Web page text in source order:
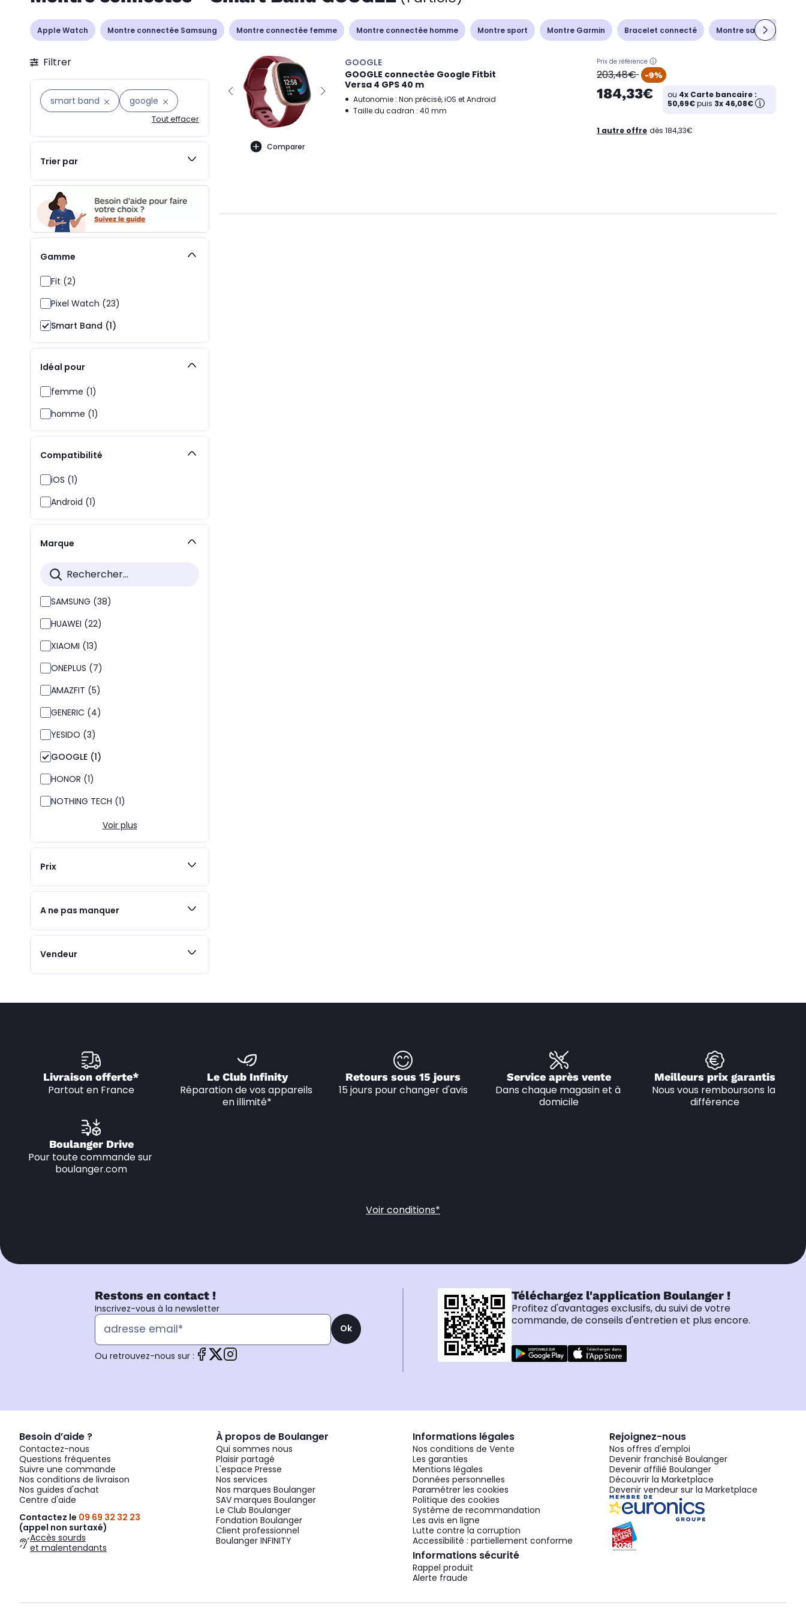
Apple Watch Montre connectée Samsung Montre connectée femme Montre connectée homme Montre sport Montre Garmin Bracelet connecté Montre santé Withings
Filtrer
smart band google
Tout effacer
Trier par
Gamme
Fit (2)
Pixel Watch (23)
Smart Band (1)
Idéal pour
femme (1)
homme (1)
Compatibilité
iOS (1)
Android (1)
Marque
SAMSUNG (38)
HUAWEI (22)
XIAOMI (13)
ONEPLUS (7)
AMAZFIT (5)
GENERIC (4)
YESIDO (3)
GOOGLE (1)
HONOR (1)
NOTHING TECH (1)
Voir plus
Prix
A ne pas manquer
Vendeur
Comparer
GOOGLE
GOOGLE connectée Google Fitbit
Versa 4 GPS 40 m
Autonomie : Non précisé, iOS et Android
Taille du cadran : 40 mm
Prix de référence
oldPrice
203,48€ -9%
184,33€ ou 4x Carte bancaire :
50,69€puis 3x 46,08€
1 autre offre dès 184,33€
Livraison offerte*
Partout en France
Le Club Infinity
Réparation de vos appareils
en illimité*
Retours sous 15 jours
15 jours pour changer d'avis
Service après vente
Dans chaque magasin et à
domicile
Meilleurs prix garantis
Nous vous remboursons la
différence
Boulanger Drive
Pour toute commande sur
boulanger.com
Voir conditions*
Restons en contact !
Inscrivez-vous à la newsletter
Ok
Ou retrouvez-nous sur :
Téléchargez l'application Boulanger !
Profitez d'avantages exclusifs, du suivi de votre
commande, de conseils d'entretien et plus encore.
Besoin d’aide ?
Contactez-nous
Questions fréquentes
Suivre une commande
Nos conditions de livraison
Nos guides d'achat
Centre d'aide
Contactez le 09 69 32 32 23
(appel non surtaxé)
Accès sourds
et malentendants
À propos de Boulanger
Qui sommes nous
Plaisir partagé
L'espace Presse
Nos services
Nos marques Boulanger
SAV marques Boulanger
Le Club Boulanger
Fondation Boulanger
Client professionnel
Boulanger INFINITY
Informations légales
Nos conditions de Vente
Les garanties
Mentions légales
Données personnelles
Paramétrer les cookies
Politique des cookies
Système de recommandation
Les avis en ligne
Lutte contre la corruption
Accessibilité : partiellement conforme
Informations sécurité
Rappel produit
Alerte fraude
Rejoignez-nous
Nos offres d'emploi
Devenir franchisé Boulanger
Devenir affilié Boulanger
Découvrir la Marketplace
Devenir vendeur sur la Marketplace